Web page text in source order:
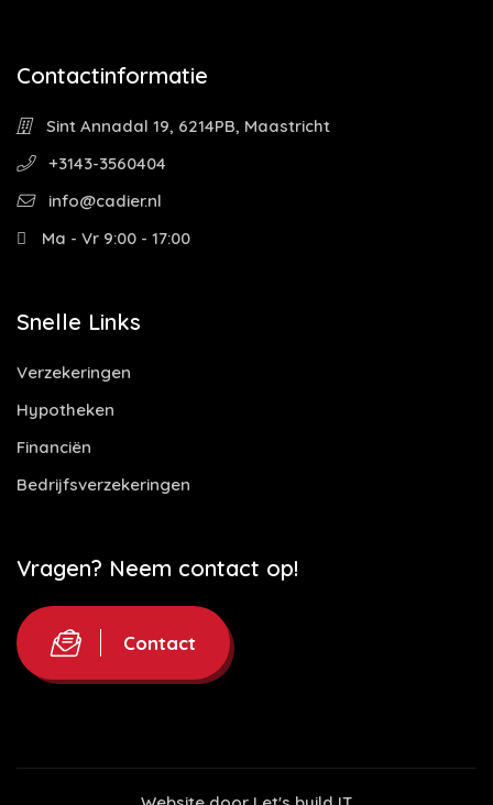
Contactinformatie
Sint Annadal 19, 6214PB, Maastricht
+3143-3560404
info@cadier.nl
Ma - Vr 9:00 - 17:00
Snelle Links
Verzekeringen
Hypotheken
Financiën
Bedrijfsverzekeringen
Vragen? Neem contact op!
Contact